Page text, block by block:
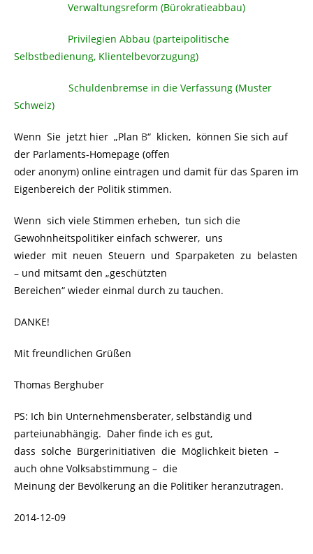
Verwaltungsreform (Bürokratieabbau)
Privilegien Abbau (parteipolitische
Selbstbedienung, Klientelbevorzugung)
Schuldenbremse in die Verfassung (Muster
Schweiz)
Wenn Sie jetzt hier „Plan B“ klicken, können Sie sich auf
der Parlaments-Homepage (offen
oder anonym) online eintragen und damit für das Sparen im
Eigenbereich der Politik stimmen.
Wenn sich viele Stimmen erheben, tun sich die
Gewohnheitspolitiker einfach schwerer, uns
wieder mit neuen Steuern und Sparpaketen zu belasten
– und mitsamt den „geschützten
Bereichen“ wieder einmal durch zu tauchen.
DANKE!
Mit freundlichen Grüßen
Thomas Berghuber
PS: Ich bin Unternehmensberater, selbständig und
parteiunabhängig. Daher finde ich es gut,
dass solche Bürgerinitiativen die Möglichkeit bieten –
auch ohne Volksabstimmung – die
Meinung der Bevölkerung an die Politiker heranzutragen.
2014-12-09